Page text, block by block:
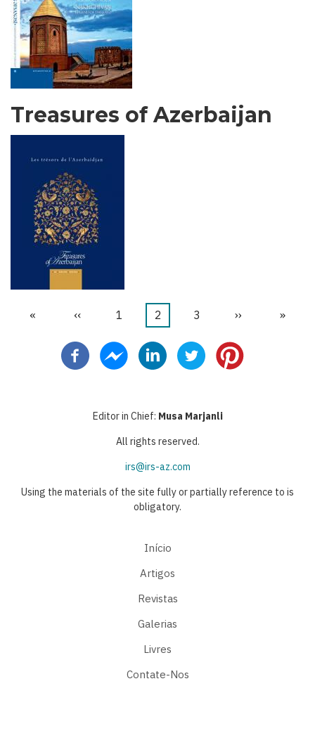
Treasures of Azerbaijan
Primeira
«
Página
‹‹ Página
1
Página
2 Página
3
Próxima
››
Última
»
Editor in Chief: Musa Marjanli
All rights reserved.
irs@irs-az.com
Using the materials of the site fully or partially reference to is
obligatory.
Início
Artigos
Revistas
Galerias
Livres
Contate-Nos